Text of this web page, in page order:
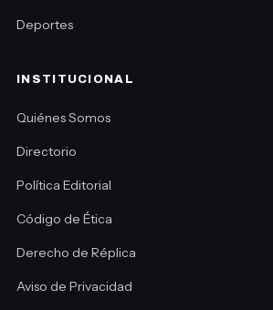
Deportes
INSTITUCIONAL
Quiénes Somos
Directorio
Política Editorial
Código de Ética
Derecho de Réplica
Aviso de Privacidad